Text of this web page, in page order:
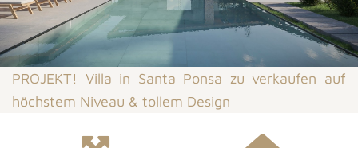
PROJEKT! Villa in Santa Ponsa zu verkaufen auf
höchstem Niveau & tollem Design